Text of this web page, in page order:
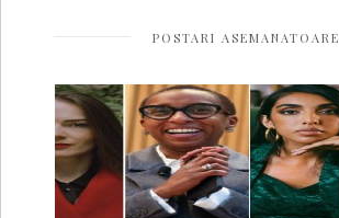
POSTARI ASEMANATOARE